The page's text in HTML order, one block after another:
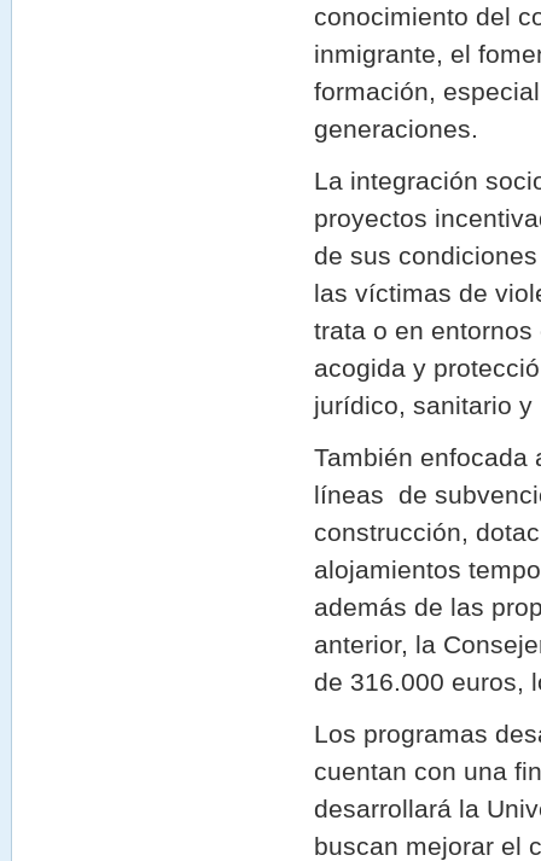
conocimiento del
inmigrante, el
formación,
generaciones.
La integración
proyectos
de sus
las víctimas de
trata o en
acogida y
jurídico, sanitario y
También enfocada
líneas de
construcción,
alojamientos
además de las
anterior, la
de 316.000 euros,
Los programas
cuentan con una
desarrollará la
buscan mejorar el